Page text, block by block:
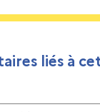
liés à